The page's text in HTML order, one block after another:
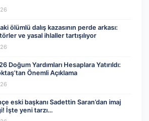
ölümlü dalış kazasının perde arkası:
ve yasal ihlaller tartışılıyor
Doğum Yardımları Hesaplara Yatırıldı:
Önemli Açıklama
eski başkanı Sadettin Saran’dan imaj
İşte yeni tarzı…